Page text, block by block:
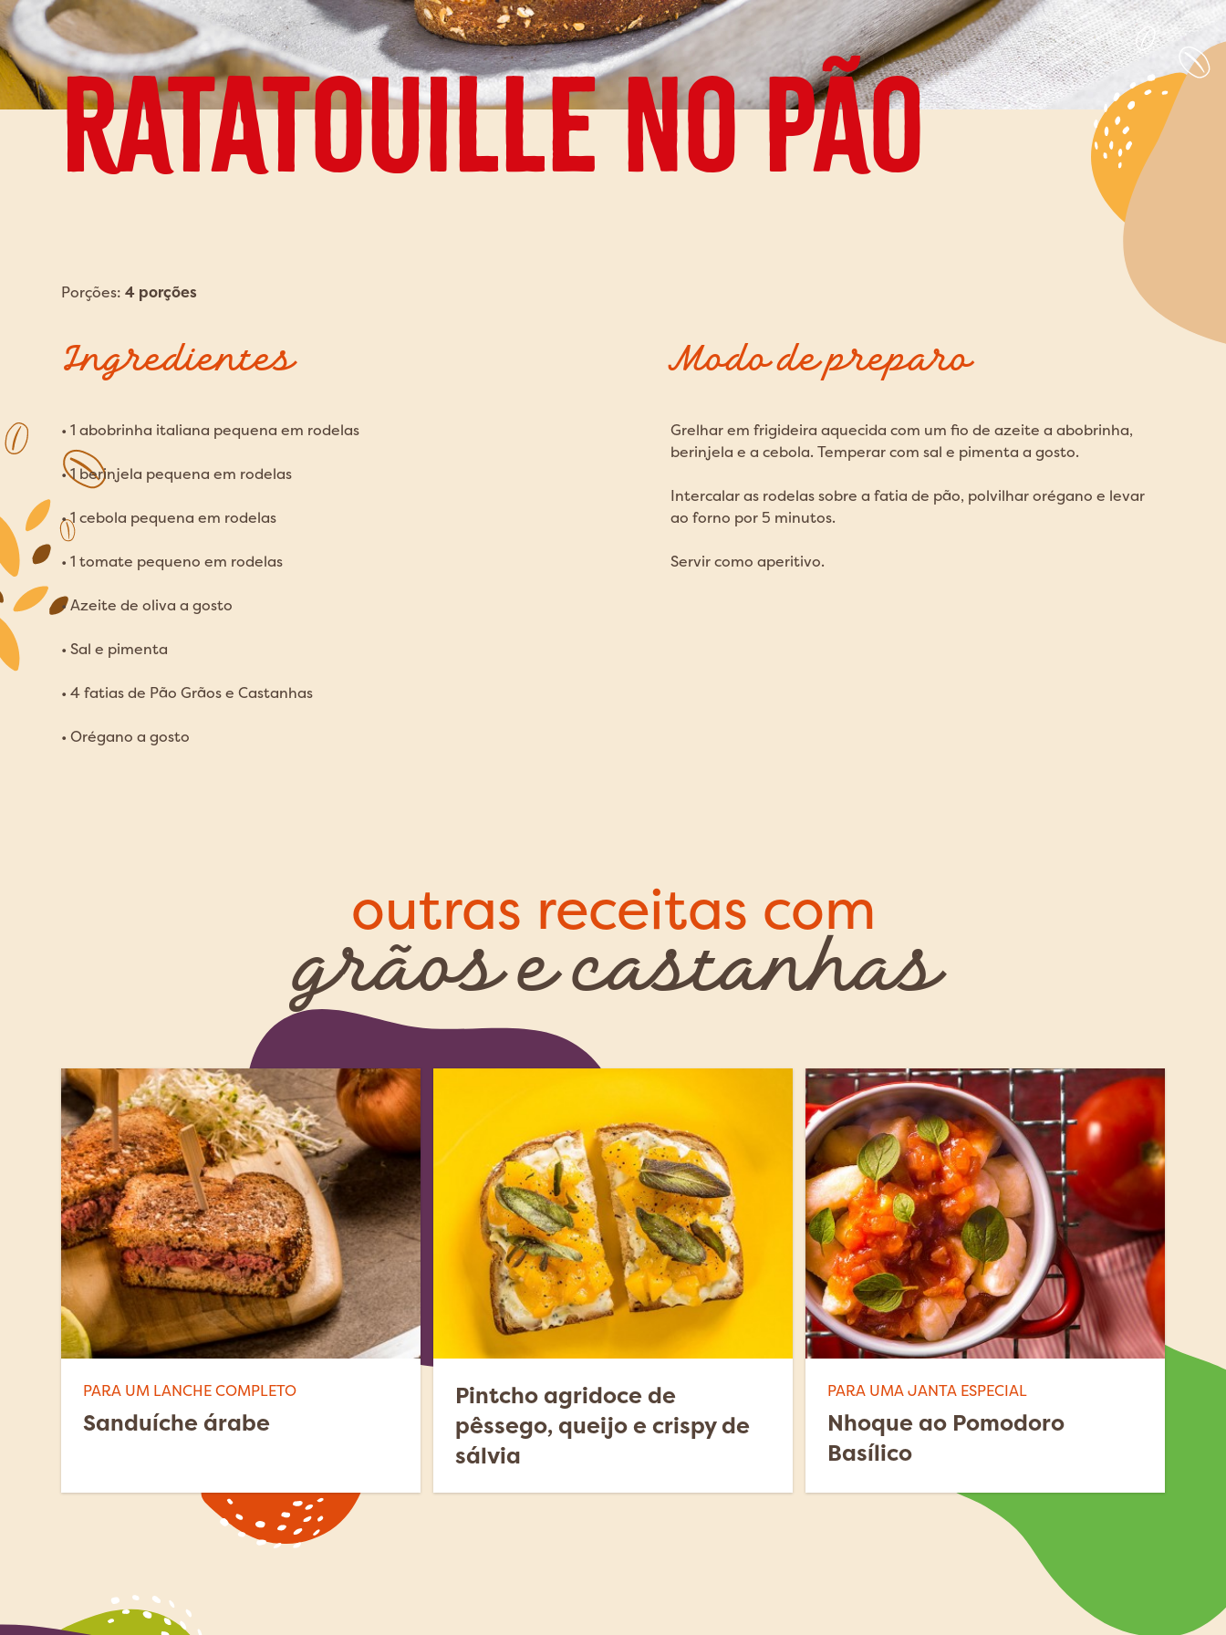
Ratatouille no Pão
Porções:4 porções
Ingredientes
• 1 abobrinha italiana pequena em rodelas
• 1 berinjela pequena em rodelas
• 1 cebola pequena em rodelas
• 1 tomate pequeno em rodelas
• Azeite de oliva a gosto
• Sal e pimenta
• 4 fatias de Pão Grãos e Castanhas
• Orégano a gosto
Modo de preparo
Grelhar em frigideira aquecida com um fio de azeite a abobrinha,
berinjela e a cebola. Temperar com sal e pimenta a gosto.
Intercalar as rodelas sobre a fatia de pão, polvilhar orégano e levar
ao forno por 5 minutos.
Servir como aperitivo.
outras receitas com
grãos e castanhas
PARA UM LANCHE COMPLETO
Sanduíche árabe
Pintcho agridoce de
pêssego, queijo e crispy de
sálvia
PARA UMA JANTA ESPECIAL
Nhoque ao Pomodoro
Basílico